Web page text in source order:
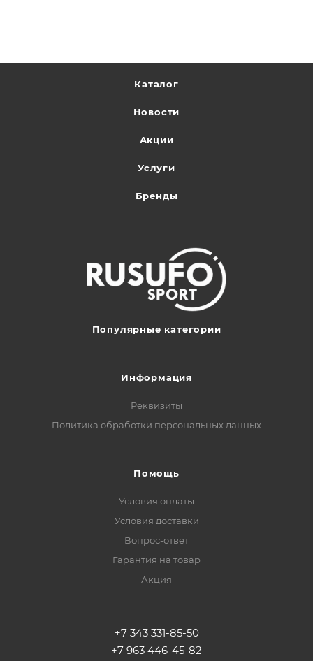
Каталог
Новости
Акции
Услуги
Бренды
Популярные категории
Информация
Реквизиты
Политика обработки персональных данных
Помощь
Условия оплаты
Условия доставки
Вопрос-ответ
Гарантия на товар
Акция
+7 343 331-85-50
+7 963 446-45-82